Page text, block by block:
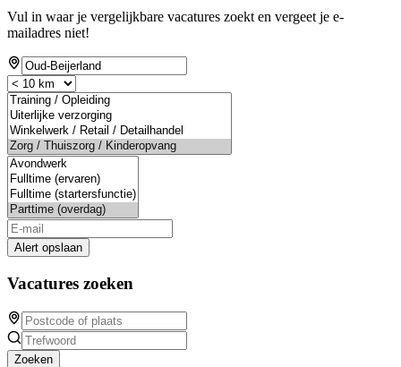
Vul in waar je vergelijkbare vacatures zoekt en vergeet je e-
mailadres niet!
Alert opslaan
Vacatures zoeken
Zoeken